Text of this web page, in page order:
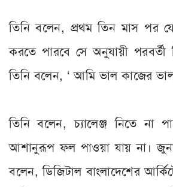
তিনি বলেন, প্রথম তিন মাস পর
করতে পারবে সে অনুযায়ী পরবর্তী
তিনি বলেন, ‘ আমি ভাল কাজের
তিনি বলেন, চ্যালেঞ্জ নিতে না
আশানুরূপ ফল পাওয়া যায় না।
বলেন, ডিজিটাল বাংলাদেশের